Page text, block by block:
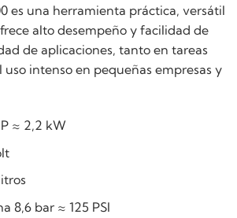
es una herramienta práctica, versátil
alto desempeño y facilidad de
de aplicaciones, tanto en tareas
uso intenso en pequeñas empresas y
≈ 2,2 kW
8,6 bar ≈ 125 PSI